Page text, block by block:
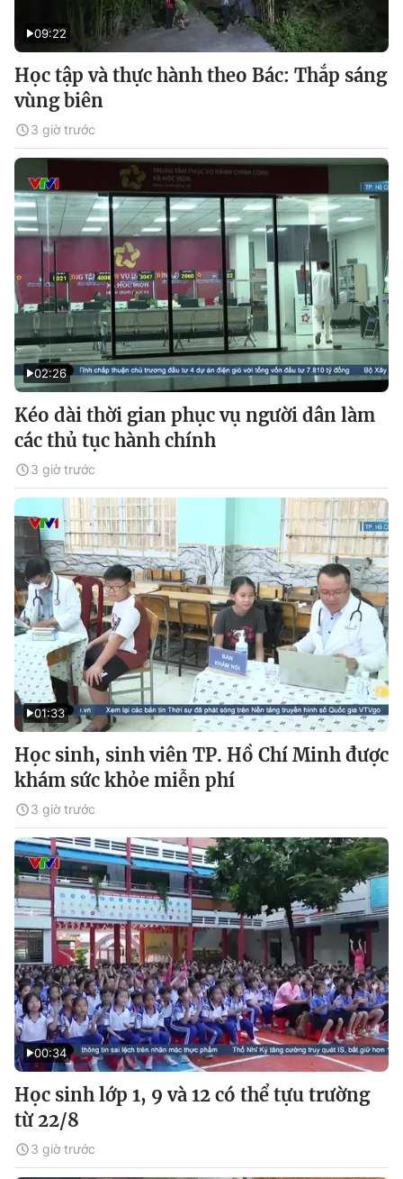
09:22
Học tập và thực hành theo Bác: Thắp sáng
vùng biên
3 giờ trước
02:26
Kéo dài thời gian phục vụ người dân làm
các thủ tục hành chính
3 giờ trước
01:33
Học sinh, sinh viên TP. Hồ Chí Minh được
khám sức khỏe miễn phí
3 giờ trước
00:34
Học sinh lớp 1, 9 và 12 có thể tựu trường
từ 22/8
3 giờ trước